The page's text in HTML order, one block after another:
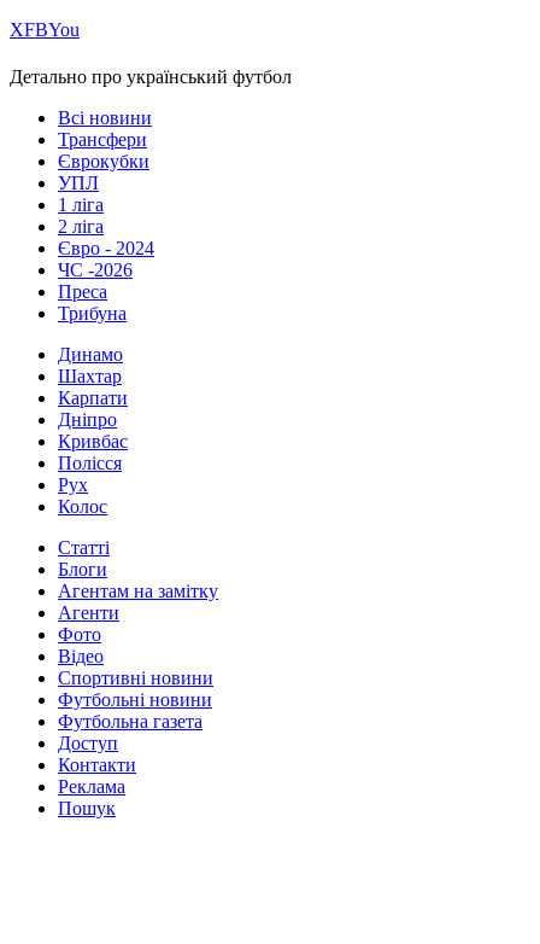
ХFBYou
Детально про український футбол
Всі новини
Трансфери
Єврокубки
УПЛ
1 ліга
2 ліга
Євро - 2024
ЧС -2026
Преса
Трибуна
Динамо
Шахтар
Карпати
Дніпро
Кривбас
Полісся
Рух
Колос
Статті
Блоги
Агентам на замітку
Агенти
Фото
Відео
Спортивні новини
Футбольні новини
Футбольна газета
Доступ
Контакти
Реклама
Пошук